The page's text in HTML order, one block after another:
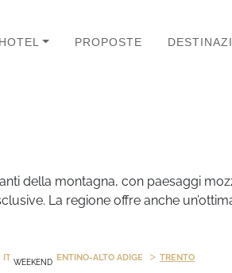
HOTEL PROPOSTE
della montagna, con paesaggi
La regione offre anche
WEEKEND
ITALIA > TRENTINO-ALTO ADIGE > TRENTO